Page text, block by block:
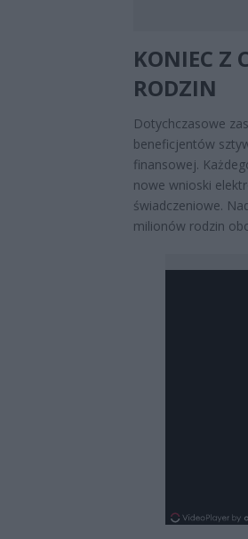
KONIEC Z
RODZIN
Dotychczasowe
beneficjentów
finansowej.
nowe wnioski
świadczeniowe.
milionów rodzin